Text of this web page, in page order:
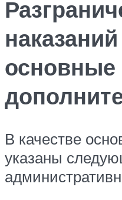
основные
В качестве
указаны